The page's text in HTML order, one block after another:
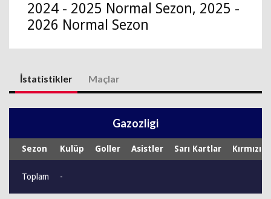
2024 - 2025 Normal Sezon, 2025 -
2026 Normal Sezon
İstatistikler Maçlar
Gazozligi
Sezon Kulüp Goller Asistler Sarı Kartlar Kırmızı
Toplam -